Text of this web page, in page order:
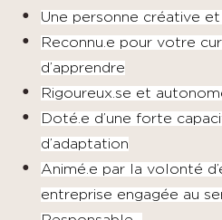
Une personne créative
Reconnu.e pour votre
d’apprendre
Rigoureux.se et
Doté.e d’une forte
d’adaptation
Animé.e par la volonté
entreprise engagée au